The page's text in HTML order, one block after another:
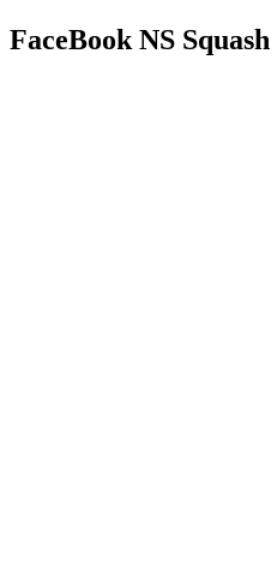
FaceBook NS Squash